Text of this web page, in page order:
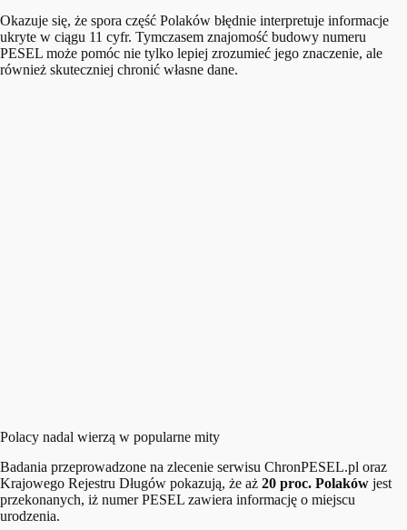
Okazuje się, że spora część Polaków błędnie interpretuje informacje
ukryte w ciągu 11 cyfr. Tymczasem znajomość budowy numeru
PESEL może pomóc nie tylko lepiej zrozumieć jego znaczenie, ale
również skuteczniej chronić własne dane.
Polacy nadal wierzą w popularne mity
Badania przeprowadzone na zlecenie serwisu ChronPESEL.pl oraz
Krajowego Rejestru Długów pokazują, że aż 20 proc. Polaków jest
przekonanych, iż numer PESEL zawiera informację o miejscu
urodzenia.